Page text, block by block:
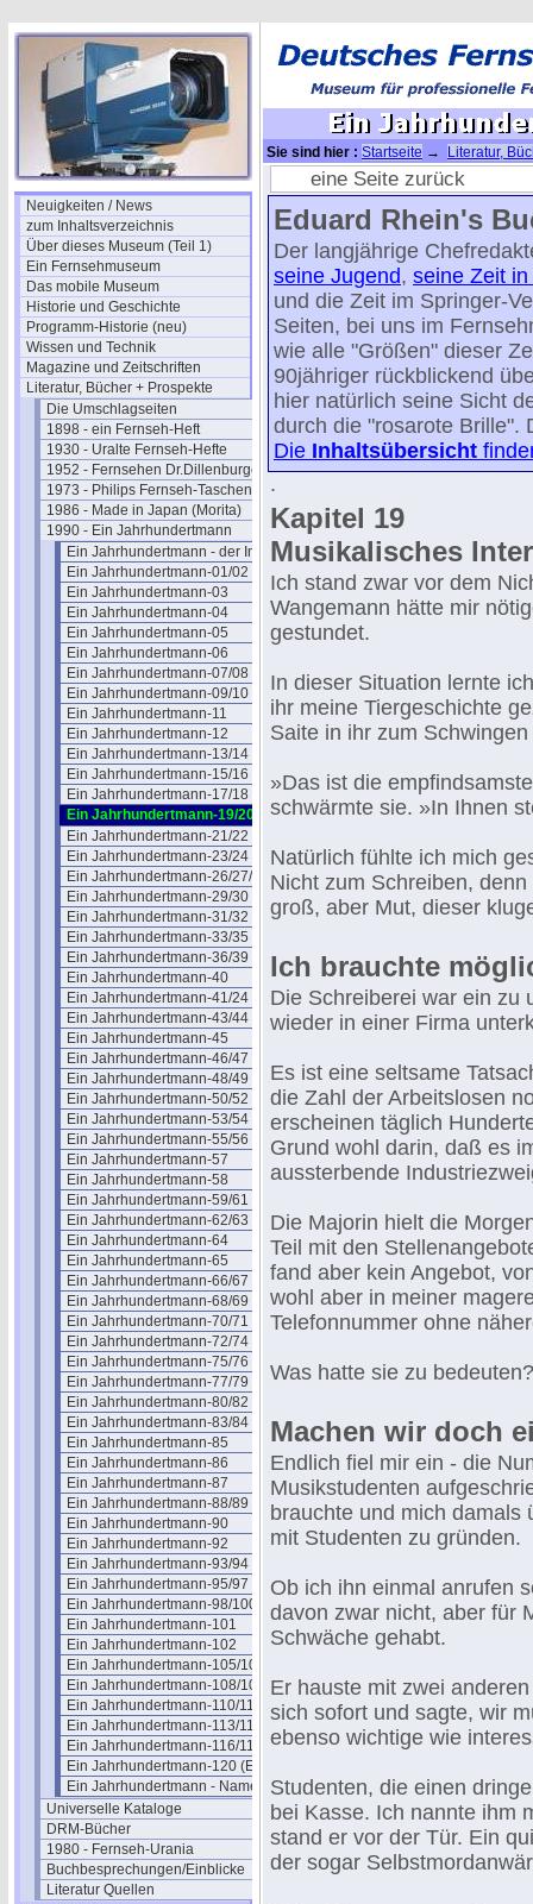
Neuigkeiten / News
zum Inhaltsverzeichnis
Über dieses Museum (Teil 1)
Ein Fernsehmuseum
Das mobile Museum
Historie und Geschichte
Programm-Historie (neu)
Wissen und Technik
Magazine und Zeitschriften
Literatur, Bücher + Prospekte
Die Umschlagseiten
1898 - ein Fernseh-Heft
1930 - Uralte Fernseh-Hefte
1952 - Fernsehen Dr.Dillenburger
1973 - Philips Fernseh-Taschenbuch
1986 - Made in Japan (Morita)
1990 - Ein Jahrhundertmann
Ein Jahrhundertmann - der Inhalt
Ein Jahrhundertmann-01/02
Ein Jahrhundertmann-03
Ein Jahrhundertmann-04
Ein Jahrhundertmann-05
Ein Jahrhundertmann-06
Ein Jahrhundertmann-07/08
Ein Jahrhundertmann-09/10
Ein Jahrhundertmann-11
Ein Jahrhundertmann-12
Ein Jahrhundertmann-13/14
Ein Jahrhundertmann-15/16
Ein Jahrhundertmann-17/18
Ein Jahrhundertmann-19/20
Ein Jahrhundertmann-21/22
Ein Jahrhundertmann-23/24
Ein Jahrhundertmann-26/27/28
Ein Jahrhundertmann-29/30
Ein Jahrhundertmann-31/32
Ein Jahrhundertmann-33/35
Ein Jahrhundertmann-36/39
Ein Jahrhundertmann-40
Ein Jahrhundertmann-41/24
Ein Jahrhundertmann-43/44
Ein Jahrhundertmann-45
Ein Jahrhundertmann-46/47
Ein Jahrhundertmann-48/49
Ein Jahrhundertmann-50/52
Ein Jahrhundertmann-53/54
Ein Jahrhundertmann-55/56
Ein Jahrhundertmann-57
Ein Jahrhundertmann-58
Ein Jahrhundertmann-59/61
Ein Jahrhundertmann-62/63
Ein Jahrhundertmann-64
Ein Jahrhundertmann-65
Ein Jahrhundertmann-66/67
Ein Jahrhundertmann-68/69
Ein Jahrhundertmann-70/71
Ein Jahrhundertmann-72/74
Ein Jahrhundertmann-75/76
Ein Jahrhundertmann-77/79
Ein Jahrhundertmann-80/82
Ein Jahrhundertmann-83/84
Ein Jahrhundertmann-85
Ein Jahrhundertmann-86
Ein Jahrhundertmann-87
Ein Jahrhundertmann-88/89
Ein Jahrhundertmann-90
Ein Jahrhundertmann-92
Ein Jahrhundertmann-93/94
Ein Jahrhundertmann-95/97
Ein Jahrhundertmann-98/100
Ein Jahrhundertmann-101
Ein Jahrhundertmann-102
Ein Jahrhundertmann-105/107
Ein Jahrhundertmann-108/109
Ein Jahrhundertmann-110/112
Ein Jahrhundertmann-113/115
Ein Jahrhundertmann-116/119
Ein Jahrhundertmann-120 (Ende)
Ein Jahrhundertmann - Namen
Universelle Kataloge
DRM-Bücher
1980 - Fernseh-Urania
Buchbesprechungen/Einblicke
Literatur Quellen
Sie sind hier : Startseite →
Literatur,
Jahrhundertmann-19/20
eine Seite zurück
Eduard Rhein's
Der langjährige
seine Jugend, seine Zeit
und die Zeit im Springer-
Seiten, bei uns im
wie alle "Größen" dieser
90jähriger rückblickend
hier natürlich seine Sicht
durch die "rosarote Brille".
Die Inhaltsübersicht
.
Kapitel 19
Musikalisches
Ich stand zwar vor dem
Wangemann hätte mir
gestundet.
In dieser Situation lernte
ihr meine Tiergeschichte
Saite in ihr zum
»Das ist die
schwärmte sie. »In Ihnen
Natürlich fühlte ich mich
Nicht zum Schreiben,
groß, aber Mut, dieser
Ich brauchte
Die Schreiberei war ein zu
wieder in einer Firma
Es ist eine seltsame
die Zahl der Arbeitslosen
erscheinen täglich
Grund wohl darin, daß es
aussterbende
Die Majorin hielt die
Teil mit den
fand aber kein Angebot,
wohl aber in meiner
Telefonnummer ohne
Was hatte sie zu bedeuten?
Machen wir doch
Endlich fiel mir ein - die
Musikstudenten
brauchte und mich damals
mit Studenten zu gründen.
Ob ich ihn einmal anrufen
davon zwar nicht, aber für
Schwäche gehabt.
Er hauste mit zwei
sich sofort und sagte, wir
ebenso wichtige wie
Studenten, die einen
bei Kasse. Ich nannte ihm
stand er vor der Tür. Ein
der sogar